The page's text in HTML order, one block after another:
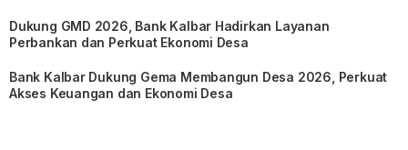
Dukung GMD 2026, Bank Kalbar Hadirkan Layanan
Perbankan dan Perkuat Ekonomi Desa
Bank Kalbar Dukung Gema Membangun Desa 2026, Perkuat
Akses Keuangan dan Ekonomi Desa